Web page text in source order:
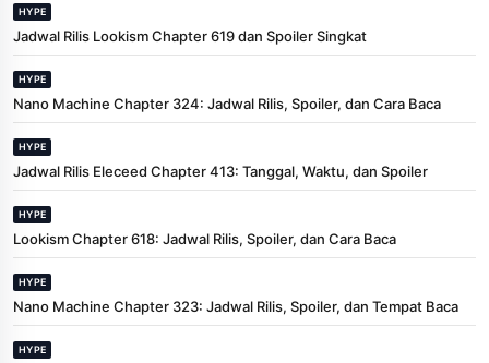
HYPE
Jadwal Rilis Lookism Chapter 619 dan Spoiler Singkat
HYPE
Nano Machine Chapter 324: Jadwal Rilis, Spoiler, dan Cara Baca
HYPE
Jadwal Rilis Eleceed Chapter 413: Tanggal, Waktu, dan Spoiler
HYPE
Lookism Chapter 618: Jadwal Rilis, Spoiler, dan Cara Baca
HYPE
Nano Machine Chapter 323: Jadwal Rilis, Spoiler, dan Tempat Baca
HYPE